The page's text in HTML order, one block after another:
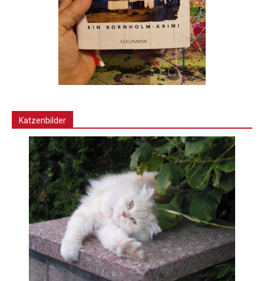
Katzenbilder